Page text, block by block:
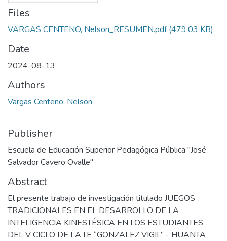
Files
VARGAS CENTENO, Nelson_RESUMEN.pdf(479.03 KB)
Date
2024-08-13
Authors
Vargas Centeno, Nelson
Publisher
Escuela de Educación Superior Pedagógica Pública "José
Salvador Cavero Ovalle"
Abstract
El presente trabajo de investigación titulado JUEGOS
TRADICIONALES EN EL DESARROLLO DE LA
INTELIGENCIA KINESTÉSICA EN LOS ESTUDIANTES
DEL V CICLO DE LA I.E “GONZALEZ VIGIL” - HUANTA